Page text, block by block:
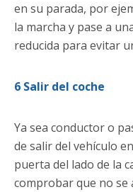
en su parada, por
la marcha y pase a
reducida para evitar
6 Salir del coche
Ya sea conductor o
de salir del vehículo
puerta del lado de la
comprobar que no se